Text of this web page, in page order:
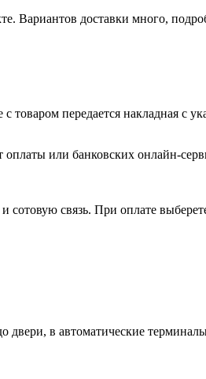
Вариантов доставки много,
передается накладная с
или банковских онлайн-
связь. При оплате
двери, в автоматические